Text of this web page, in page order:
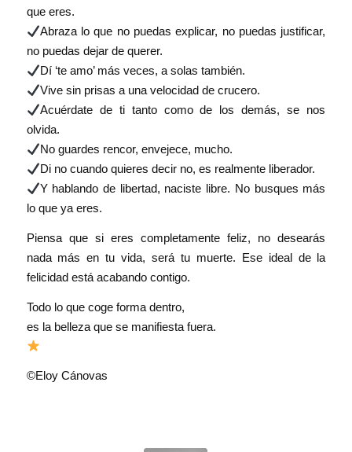
que eres.
Abraza lo que no puedas explicar, no puedas justificar,
no puedas dejar de querer.
Dí ‘te amo’ más veces, a solas también.
Vive sin prisas a una velocidad de crucero.
Acuérdate de ti tanto como de los demás, se nos
olvida.
No guardes rencor, envejece, mucho.
Di no cuando quieres decir no, es realmente liberador.
Y hablando de libertad, naciste libre. No busques más
lo que ya eres.
Piensa que si eres completamente feliz, no desearás
nada más en tu vida, será tu muerte. Ese ideal de la
felicidad está acabando contigo.
Todo lo que coge forma dentro,
es la belleza que se manifiesta fuera.
©Eloy Cánovas